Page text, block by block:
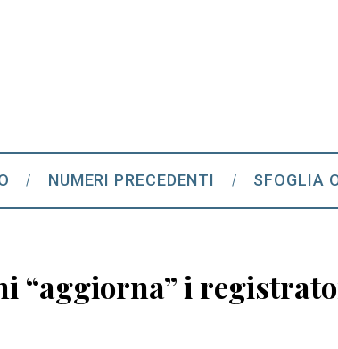
NUMERI PRECEDENTI SFOGLIA
“aggiorna” i